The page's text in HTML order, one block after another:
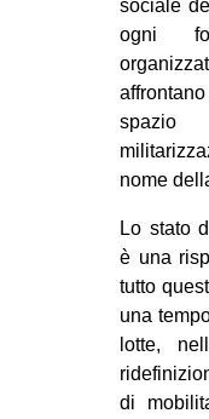
sociale
ogni
nome
Lo stato
è una
tutto
una
lotte,
di